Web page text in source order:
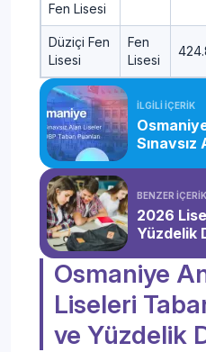
Fen Lisesi
Düziçi Fen
Lisesi
Fen
Lisesi
İLGİLİ İÇERİK
BENZER İÇERİK
2026
Yüzdelik
Osmaniye
Liseleri
ve Yüzdelik